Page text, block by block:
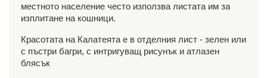
местното население често използва листата им за
изплитане на кошници.
Красотата на Калатеята е в отделния лист - зелен или
с пъстри багри, с интригуващ рисунък и атлазен
блясък